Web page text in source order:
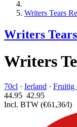
Writers Tears
Writers Tears
Writers
70cl · Ierland · Fruitig
44.95 42.95
Incl. BTW (€61,36/l)